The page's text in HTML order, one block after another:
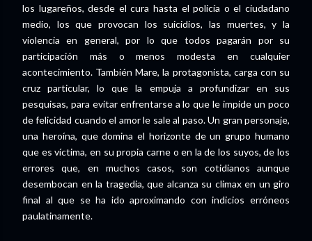
los lugareños, desde el cura hasta el policía o el ciudadano
medio, los que provocan los suicidios, las muertes, y la
violencia en general, por lo que todos pagarán por su
participación más o menos modesta en cualquier
acontecimiento. También Mare, la protagonista, carga con su
cruz particular, lo que la empuja a profundizar en sus
pesquisas, para evitar enfrentarse a lo que le impide un poco
de felicidad cuando el amor le sale al paso. Un gran personaje,
una heroína, que domina el horizonte de un grupo humano
que es víctima, en su propia carne o en la de los suyos, de los
errores que, en muchos casos, son cotidianos aunque
desembocan en la tragedia, que alcanza su climax en un giro
final al que se ha ido aproximando con indicios erróneos
paulatinamente.